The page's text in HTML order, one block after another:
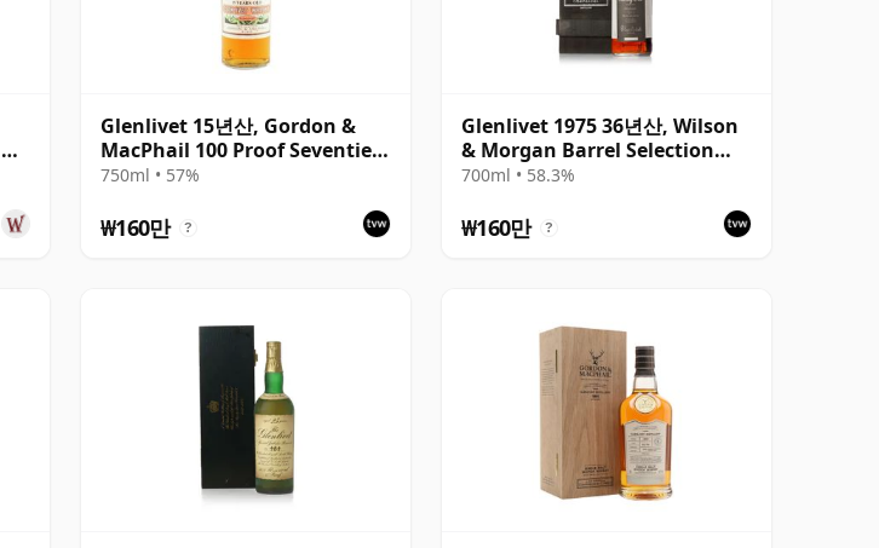
Glenlivet 15년산, Gordon &
MacPhail 100 Proof Seventies
Bottling
750ml • 57%
₩160만 ?
Glenlivet 1975 36년산, Wilson
& Morgan Barrel Selection
2012 Bottling with Wooden
700ml • 58.3%
₩160만 ?